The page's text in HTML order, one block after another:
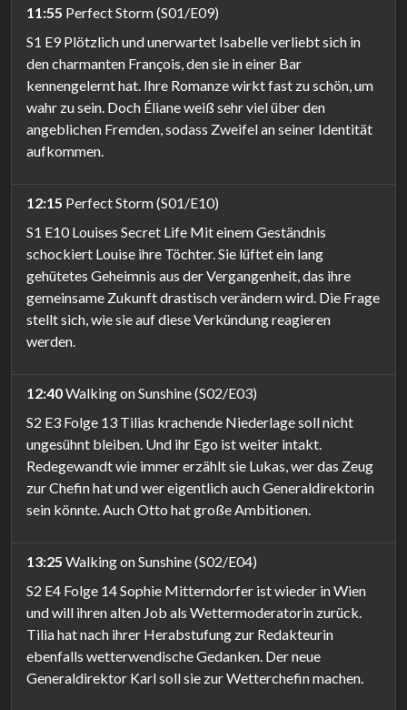
11:55 Perfect Storm (S01/E09)
S1 E9 Plötzlich und unerwartet Isabelle verliebt sich in
den charmanten François, den sie in einer Bar
kennengelernt hat. Ihre Romanze wirkt fast zu schön, um
wahr zu sein. Doch Éliane weiß sehr viel über den
angeblichen Fremden, sodass Zweifel an seiner Identität
aufkommen.
12:15 Perfect Storm (S01/E10)
S1 E10 Louises Secret Life Mit einem Geständnis
schockiert Louise ihre Töchter. Sie lüftet ein lang
gehütetes Geheimnis aus der Vergangenheit, das ihre
gemeinsame Zukunft drastisch verändern wird. Die Frage
stellt sich, wie sie auf diese Verkündung reagieren
werden.
12:40Walking on Sunshine (S02/E03)
S2 E3 Folge 13 Tilias krachende Niederlage soll nicht
ungesühnt bleiben. Und ihr Ego ist weiter intakt.
Redegewandt wie immer erzählt sie Lukas, wer das Zeug
zur Chefin hat und wer eigentlich auch Generaldirektorin
sein könnte. Auch Otto hat große Ambitionen.
13:25 Walking on Sunshine (S02/E04)
S2 E4 Folge 14 Sophie Mitterndorfer ist wieder in Wien
und will ihren alten Job als Wettermoderatorin zurück.
Tilia hat nach ihrer Herabstufung zur Redakteurin
ebenfalls wetterwendische Gedanken. Der neue
Generaldirektor Karl soll sie zur Wetterchefin machen.